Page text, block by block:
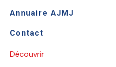
Annuaire AJMJ
Contact
Découvrir